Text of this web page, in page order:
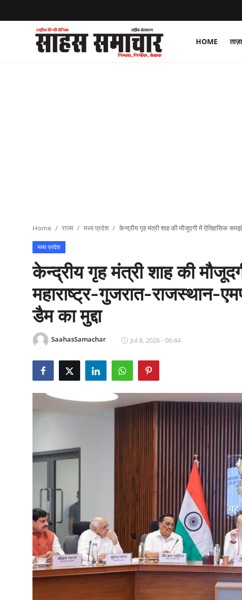
HOME
Register
लाइफस्टाइल
Home राज्य मध्य प्रदेश केन्द्रीय गृह मंत्री शाह की मौजूदगी में ऐतिहासिक
मध्य प्रदेश
केन्द्रीय गृह मंत्री शाह की
महाराष्ट्र-गुजरात-राजस्थान-
डैम का मुद्दा
SaahasSamachar Jul 8, 2026 - 06:44